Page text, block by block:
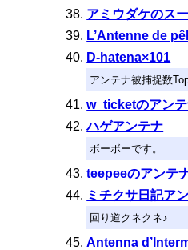
アミウダケのス
L’Antenne de
D-hatena×101
アンテナ被捕捉数
w_ticketのアン
ハゲアンテナ
ボーボーです。
teepeeのアンテ
ミチクサ日記ア
回り道クネクネ♪
Antenna